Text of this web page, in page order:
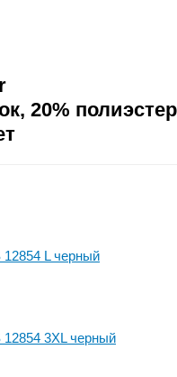
20% полиэстер
L черный
3XL черный